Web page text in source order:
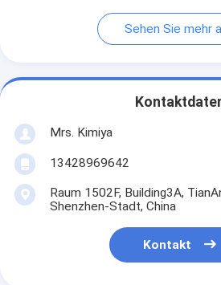
Sehen Sie mehr
Mrs. Kimiya
13428969642
Raum 1502F, Building3A,
Shenzhen-Stadt, China
Kontakt